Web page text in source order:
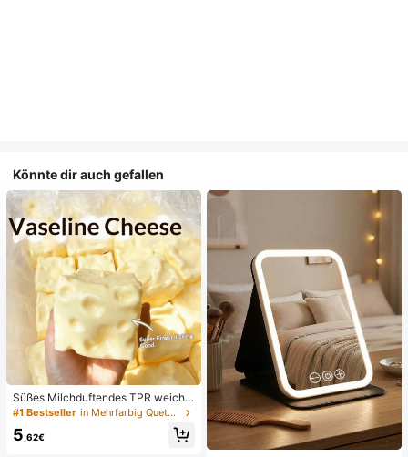
Könnte dir auch gefallen
Süßes Milchduftendes TPR weiche
s quetschbares Dumpling-förmiges
Stressabbau-Spielzeug, 5cm niedli
ches lustiges Quetsch-Stressabbau
#1 Bestseller in Mehrfarbig Quetschspielzeug für Teenager
5 ,62€